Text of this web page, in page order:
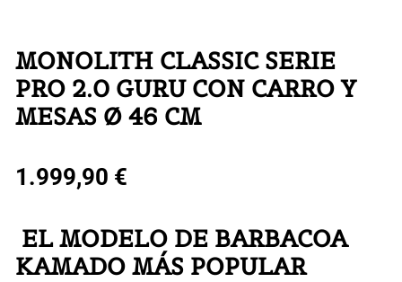
MONOLITH CLASSIC SERIE
PRO 2.0 GURU CON CARRO Y
MESAS Ø 46 CM
1.999,90 €
EL MODELO DE BARBACOA
KAMADO MÁS POPULAR